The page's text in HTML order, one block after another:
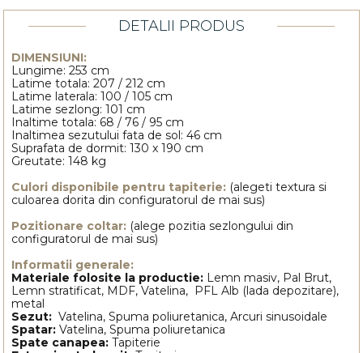
DETALII PRODUS
DIMENSIUNI:
Lungime: 253 cm
Latime totala: 207 / 212 cm
Latime laterala: 100 / 105 cm
Latime sezlong: 101 cm
Inaltime totala: 68 / 76 / 95 cm
Inaltimea sezutului fata de sol: 46 cm
Suprafata de dormit: 130 x 190 cm
Greutate: 148 kg
Culori disponibile pentru tapiterie: (alegeti textura si
culoarea dorita din configuratorul de mai sus)
Pozitionare coltar: (alege pozitia sezlongului din
configuratorul de mai sus)
Informatii generale:
Materiale folosite la productie: Lemn masiv, Pal Brut,
Lemn stratificat, MDF, Vatelina, PFL Alb (lada depozitare),
metal
Sezut: Vatelina, Spuma poliuretanica, Arcuri sinusoidale
Spatar: Vatelina, Spuma poliuretanica
Spate canapea: Tapiterie